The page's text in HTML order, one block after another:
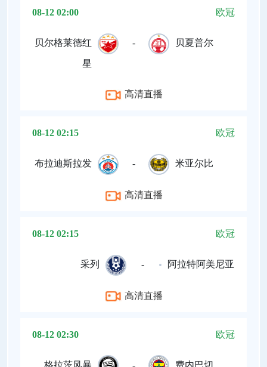
08-12 02:00 欧冠
贝尔格莱德红
星
- 贝夏普尔
高清直播
08-12 02:15 欧冠
布拉迪斯拉发 - 米亚尔比
高清直播
08-12 02:15 欧冠
采列 - 阿拉特阿美尼亚
高清直播
08-12 02:30 欧冠
格拉茨风暴 - 费内巴切